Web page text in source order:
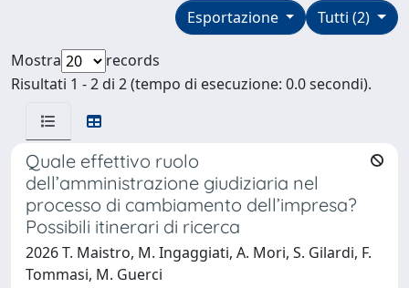
Tutti (2)
Esportazione
Mostra
records
Risultati 1 - 2 di 2 (tempo di esecuzione: 0.0 secondi).
Quale effettivo ruolo
dell’amministrazione giudiziaria nel
processo di cambiamento dell’impresa?
Possibili itinerari di ricerca
2026 T. Maistro, M. Ingaggiati, A. Mori, S. Gilardi, F.
Tommasi, M. Guerci